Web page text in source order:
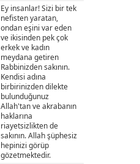
Ey insanlar! Sizi bir tek
nefisten yaratan,
ondan eşini var eden
ve ikisinden pek çok
erkek ve kadın
meydana getiren
Rabbinizden sakının.
Kendisi adına
birbirinizden dilekte
bulunduğunuz
Allah'tan ve akrabanın
haklarına
riayetsizlikten de
sakının. Allah şüphesiz
hepinizi görüp
gözetmektedir.